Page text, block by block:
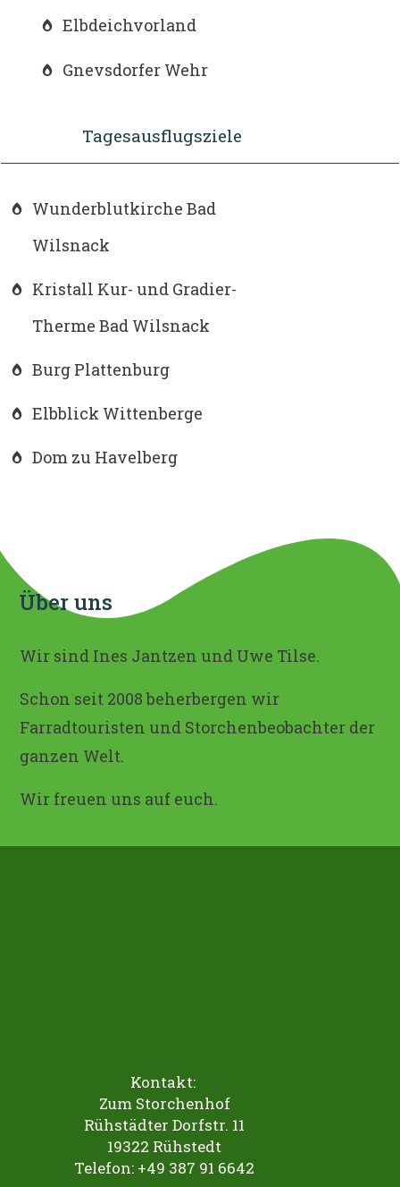
Elbdeichvorland
Gnevsdorfer Wehr
Tagesausflugsziele
Wunderblutkirche Bad
Wilsnack
Kristall Kur- und Gradier-
Therme Bad Wilsnack
Burg Plattenburg
Elbblick Wittenberge
Dom zu Havelberg
Über uns
Wir sind Ines Jantzen und Uwe Tilse.
Schon seit 2008 beherbergen wir
Farradtouristen und Storchenbeobachter der
ganzen Welt.
Wir freuen uns auf euch.
Kontakt:
Zum Storchenhof
Rühstädter Dorfstr. 11
19322 Rühstedt
Telefon: +49 387 91 6642